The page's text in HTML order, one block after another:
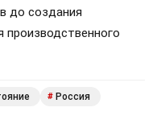
до создания
производственного
# Россия